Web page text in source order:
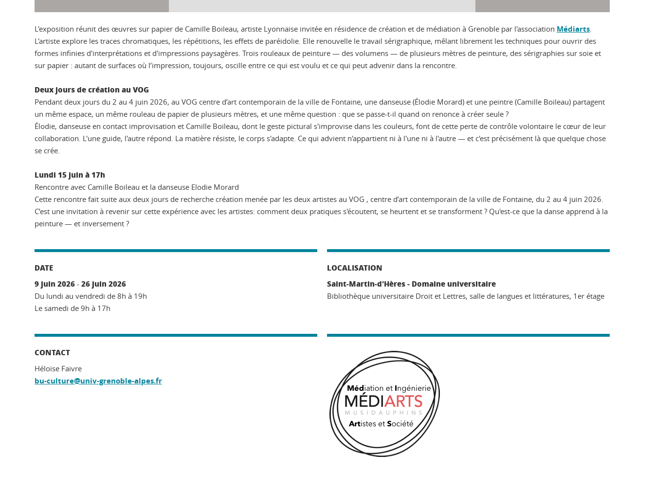
L'exposition réunit des œuvres sur papier de Camille Boileau, artiste Lyonnaise invitée en résidence de création et de médiation à Grenoble par l'association Médiarts
L'artiste explore les traces chromatiques, les répétitions, les effets de paréidolie. Elle renouvelle le travail sérigraphique, mêlant librement les techniques pour ouvrir des
formes infinies d'interprétations et d'impressions paysagères. Trois rouleaux de peinture — des volumens — de plusieurs mètres de peinture, des sérigraphies sur soie et
sur papier : autant de surfaces où l’impression, toujours, oscille entre ce qui est voulu et ce qui peut advenir dans la rencontre.
Deux jours de création au VOG
Pendant deux jours du 2 au 4 juin 2026, au VOG centre d’art contemporain de la ville de Fontaine, une danseuse (Élodie Morard) et une peintre (Camille Boileau) partagent
un même espace, un même rouleau de papier de plusieurs mètres, et une même question : que se passe-t-il quand on renonce à créer seule ?
Élodie, danseuse en contact improvisation et Camille Boileau, dont le geste pictural s'improvise dans les couleurs, font de cette perte de contrôle volontaire le cœur de leur
collaboration. L'une guide, l'autre répond. La matière résiste, le corps s'adapte. Ce qui advient n'appartient ni à l'une ni à l'autre — et c'est précisément là que quelque chose
se crée.
Lundi 15 juin à 17h
Rencontre avec Camille Boileau et la danseuse Elodie Morard
Cette rencontre fait suite aux deux jours de recherche création menée par les deux artistes au VOG , centre d’art contemporain de la ville de Fontaine, du 2 au 4 juin 2026.
C’est une invitation à revenir sur cette expérience avec les artistes: comment deux pratiques s'écoutent, se heurtent et se transforment ? Qu'est-ce que la danse apprend à la
peinture — et inversement ?
DATE
9 juin 2026 - 26 juin 2026
Du lundi au vendredi de 8h à 19h
Le samedi de 9h à 17h
LOCALISATION
Saint-Martin-d'Hères - Domaine universitaire
Bibliothèque universitaire Droit et Lettres, salle de langues et littératures, 1er étage
CONTACT
Héloïse Faivre
bu-culture@univ-grenoble-alpes.fr